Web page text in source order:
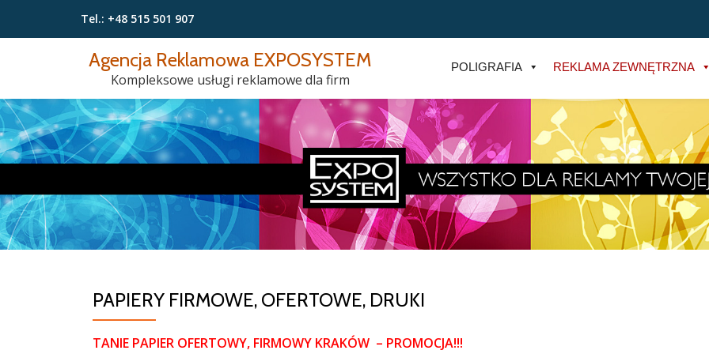
Przeskocz
Tel.: +48 515 501 907
Agencja Reklamowa EXPOSYSTEM
Kompleksowe usługi reklamowe dla firm
POLIGRAFIA REKLAMA ZEWNĘTRZNA
PAPIERY FIRMOWE, OFERTOWE, DRUKI
TANIE PAPIER OFERTOWY, FIRMOWY KRAKÓW – PROMOCJA!!!